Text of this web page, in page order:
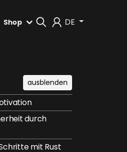
DE
Shop
ausblenden
durch
mit Rust